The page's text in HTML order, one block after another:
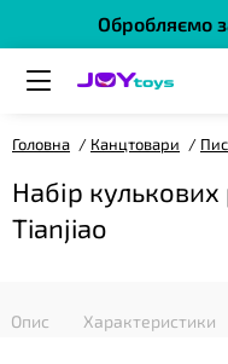
Обробляємо
Головна Канцтовари
Набір
Tianjiao
Опис Характеристики